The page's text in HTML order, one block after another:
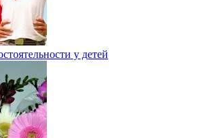
у детей